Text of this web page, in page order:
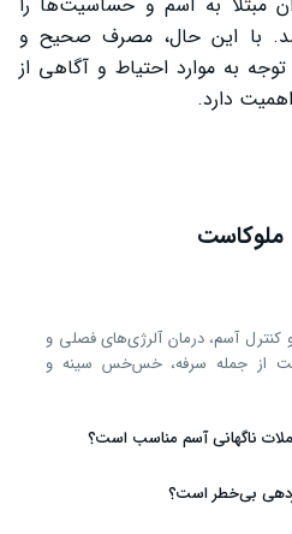
با این حال، مصرف صحیح و
به موارد احتیاط و آگاهی از
دارد.
ملوکاست
آسم، درمان آلرژی‌های فصلی و
از جمله سرفه، خس‌خس سینه و
ناگهانی آسم مناسب است؟
بی‌خطر است؟